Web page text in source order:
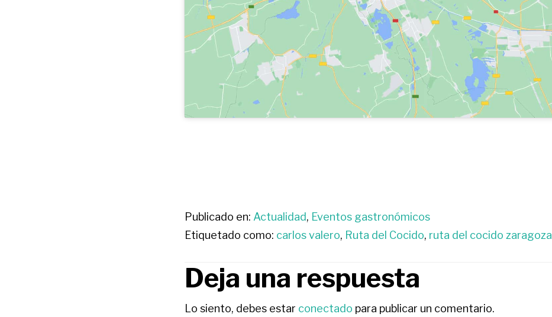
Publicado en: Actualidad, Eventos gastronómicos
Etiquetado como: carlos valero, Ruta del Cocido, ruta del cocido zaragoza
INTERACCIONES
Deja una respuesta
Lo siento, debes estar conectado para publicar un comentario.